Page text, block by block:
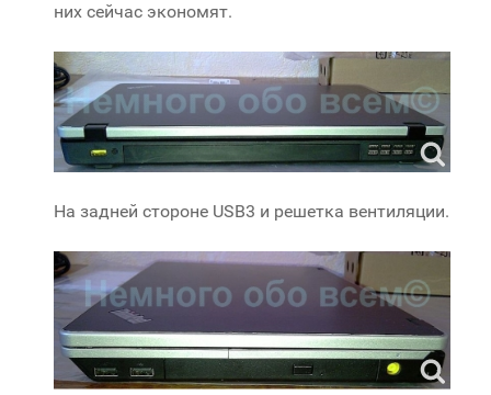
них сейчас экономят.
На задней стороне USB3 и решетка вентиляции.